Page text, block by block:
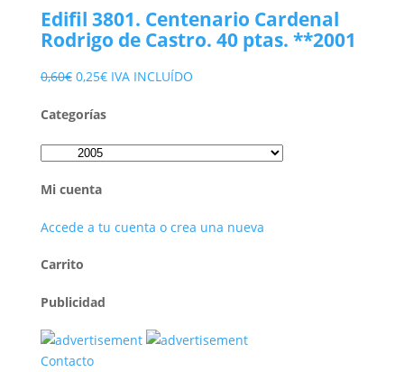
3,85€.1,90€.
Edifil 3801. Centenario Cardenal
Rodrigo de Castro. 40 ptas. **2001
0,60€ El
original
0,60€.
0,25€El
actual
0,25€.
IVA INCLUÍDO
Categorías
Mi cuenta
Accede a tu cuenta o crea una nueva
Carrito
Publicidad
Contacto